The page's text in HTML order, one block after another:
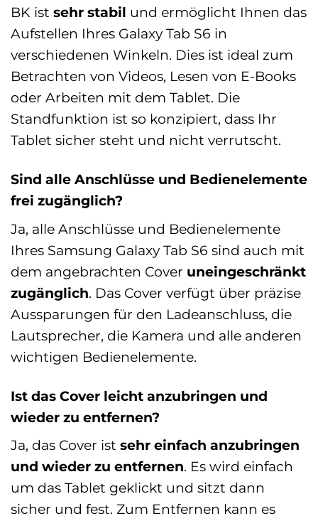
BK ist sehr stabil und ermöglicht Ihnen das
Aufstellen Ihres Galaxy Tab S6 in
verschiedenen Winkeln. Dies ist ideal zum
Betrachten von Videos, Lesen von E-Books
oder Arbeiten mit dem Tablet. Die
Standfunktion ist so konzipiert, dass Ihr
Tablet sicher steht und nicht verrutscht.
Sind alle Anschlüsse und Bedienelemente
frei zugänglich?
Ja, alle Anschlüsse und Bedienelemente
Ihres Samsung Galaxy Tab S6 sind auch mit
dem angebrachten Cover uneingeschränkt
zugänglich. Das Cover verfügt über präzise
Aussparungen für den Ladeanschluss, die
Lautsprecher, die Kamera und alle anderen
wichtigen Bedienelemente.
Ist das Cover leicht anzubringen und
wieder zu entfernen?
Ja, das Cover ist sehr einfach anzubringen
und wieder zu entfernen. Es wird einfach
um das Tablet geklickt und sitzt dann
sicher und fest. Zum Entfernen kann es